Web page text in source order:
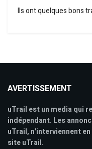
Ils ont quelques bons
AVERTISSEMENT
uTrail est un media qui
indépendant. Les
uTrail, n'interviennent
site uTrail.